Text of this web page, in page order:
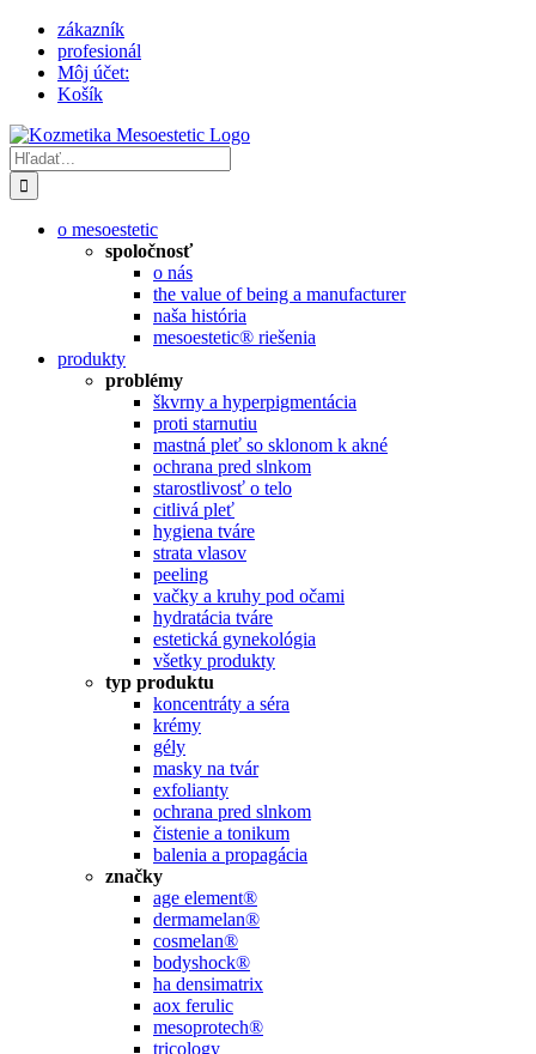
Skip
content
zákazník
profesionál
Môj účet:
Košík
Hľadať:
o mesoestetic
spoločnosť
o nás
the value of being a manufacturer
naša história
mesoestetic® riešenia
produkty
problémy
škvrny a hyperpigmentácia
proti starnutiu
mastná pleť so sklonom k ​​akné
ochrana pred slnkom
starostlivosť o telo
citlivá pleť
hygiena tváre
strata vlasov
peeling
vačky a kruhy pod očami
hydratácia tváre
estetická gynekológia
všetky produkty
typ produktu
koncentráty a séra
krémy
gély
masky na tvár
exfolianty
ochrana pred slnkom
čistenie a tonikum
balenia a propagácia
značky
age element®
dermamelan®
cosmelan®
bodyshock®
ha densimatrix
aox ferulic
mesoprotech®
tricology